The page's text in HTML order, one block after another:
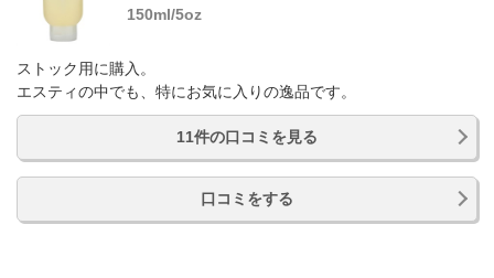
150ml/5oz
ストック用に購入。
エスティの中でも、特にお気に入りの逸品です。
11件の口コミを見る
口コミをする